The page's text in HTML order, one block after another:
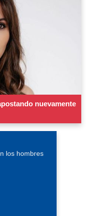
nuevamente